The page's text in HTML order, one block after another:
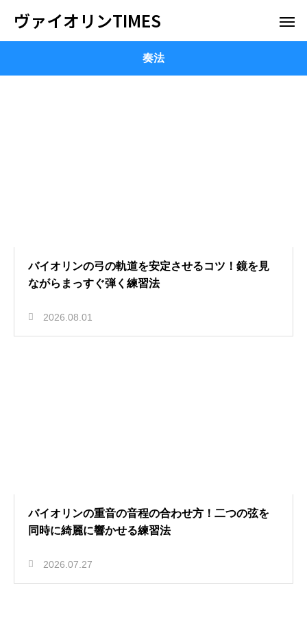
ヴァイオリンTIMES
奏法
バイオリンの弓の軌道を安定させるコツ！鏡を見
ながらまっすぐ弾く練習法
2026.08.01
バイオリンの重音の音程の合わせ方！二つの弦を
同時に綺麗に響かせる練習法
2026.07.27